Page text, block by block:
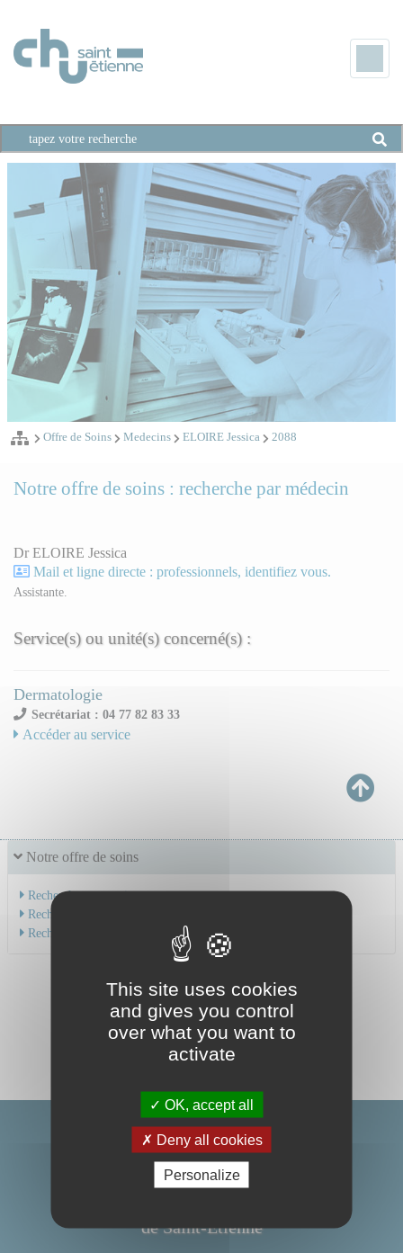
Offre de Soins Medecins ELOIRE Jessica 2088
Notre offre de soins
Recherche par service
Recherche par spécialité
Recherche par médecin
Notre offre de soins : recherche par médecin
Dr ELOIRE Jessica
Mail et ligne directe : professionnels, identifiez vous.
Assistante.
Service(s) ou unité(s) concerné(s) :
Dermatologie
Secrétariat : 04 77 82 83 33
Accéder au service
de Saint-Étienne
This site uses cookies
and gives you control
over what you want to
activate
OK, accept all
Deny all cookies
Personalize